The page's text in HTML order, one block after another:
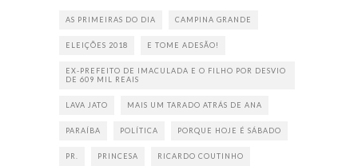
AS PRIMEIRAS DO DIA CAMPINA GRANDE
ELEIÇÕES 2018 E TOME ADESÃO!
EX-PREFEITO DE IMACULADA E O FILHO POR DESVIO
DE 609 MIL REAIS
LAVA JATO MAIS UM TARADO ATRÁS DE ANA
PARAÍBA POLÍTICA PORQUE HOJE É SÁBADO
PR. PRINCESA RICARDO COUTINHO